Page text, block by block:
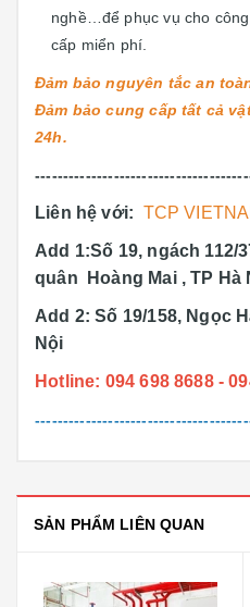
nghề…để phục vụ cho
cấp miển phí.
Đảm bảo nguyên tắc an
Đảm bảo cung cấp tất cả
24h.
Liên hệ với: TCP
Add 1:Số 19, ngách 112/
quân Hoàng Mai , TP
Add 2: Số 19/158, Ngọc
Nội
Hotline: 094 698 8688 -
SẢN PHẨM LIÊN QUAN